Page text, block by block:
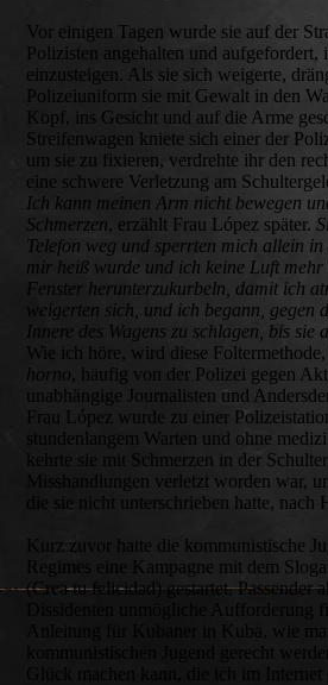
Vor einigen Tagen wurde sie auf der
Polizisten angehalten und aufgefordert,
einzusteigen. Als sie sich weigerte,
Polizeiuniform sie mit Gewalt in den
Kopf, ins Gesicht und auf die Arme
Streifenwagen kniete sich einer der
um sie zu fixieren, verdrehte ihr den
eine schwere Verletzung am
Ich kann meinen Arm nicht bewegen
Schmerzen, erzählt Frau López später.
Telefon weg und sperrten mich allein
mir heiß wurde und ich keine Luft
Fenster herunterzukurbeln, damit ich
weigerten sich, und ich begann, gegen
Innere des Wagens zu schlagen, bis sie
Wie ich höre, wird diese
horno , häufig von der Polizei gegen
unabhängige Journalisten und
Frau López wurde zu einer
stundenlangem Warten und ohne
kehrte sie mit Schmerzen in der
Misshandlungen verletzt worden war,
die sie nicht unterschrieben hatte, nach
Kurz zuvor hatte die kommunistische
Regimes eine Kampagne mit dem
(Crea tu felicidad) gestartet. Passender
Anleitung für Kubaner in Kuba, wie
kommunistischen Jugend gerecht
Glück machen kann, die ich im Internet